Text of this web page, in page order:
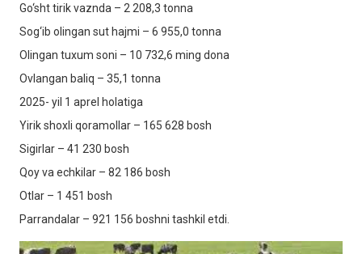
Go‘sht tirik vaznda – 2 208,3 tonna
Sog‘ib olingan sut hajmi – 6 955,0 tonna
Olingan tuxum soni – 10 732,6 ming dona
Ovlangan baliq – 35,1 tonna
2025- yil 1 aprel holatiga
Yirik shoxli qoramollar – 165 628 bosh
Sigirlar – 41 230 bosh
Qoy va echkilar – 82 186 bosh
Otlar – 1 451 bosh
Parrandalar – 921 156 boshni tashkil etdi.